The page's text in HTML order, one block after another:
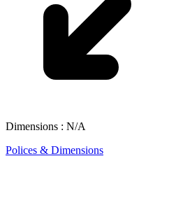
Dimensions : N/A
Polices & Dimensions